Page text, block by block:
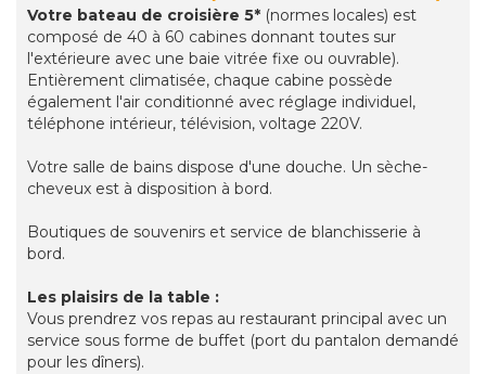
Votre bateau de croisière 5* (normes locales) est
composé de 40 à 60 cabines donnant toutes sur
l'extérieure avec une baie vitrée fixe ou ouvrable).
Entièrement climatisée, chaque cabine possède
également l'air conditionné avec réglage individuel,
téléphone intérieur, télévision, voltage 220V.
Votre salle de bains dispose d'une douche. Un sèche-
cheveux est à disposition à bord.
Boutiques de souvenirs et service de blanchisserie à
bord.
Les plaisirs de la table :
Vous prendrez vos repas au restaurant principal avec un
service sous forme de buffet (port du pantalon demandé
pour les dîners).